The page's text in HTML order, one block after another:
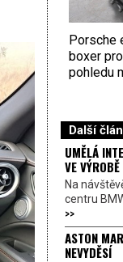
Porsche
boxer
pohledu
Další
UMĚLÁ
VE VÝROBĚ
Na
centru
>>
ASTON
NEVYDĚSÍ